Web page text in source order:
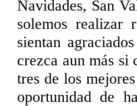
Navidades, San
solemos realizar
sientan
crezca aun más si
tres de los
oportunidad de